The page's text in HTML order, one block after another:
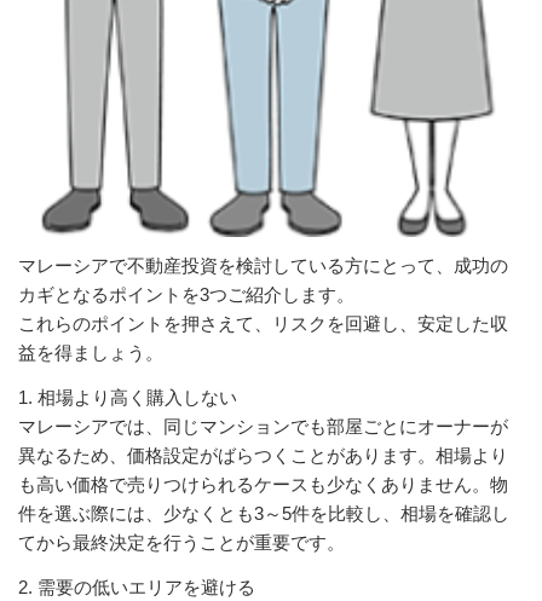
マレーシアで不動産投資を検討している方にとって、成功の
カギとなるポイントを3つご紹介します。
これらのポイントを押さえて、リスクを回避し、安定した収
益を得ましょう。
1. 相場より高く購入しない
マレーシアでは、同じマンションでも部屋ごとにオーナーが
異なるため、価格設定がばらつくことがあります。相場より
も高い価格で売りつけられるケースも少なくありません。物
件を選ぶ際には、少なくとも3～5件を比較し、相場を確認し
てから最終決定を行うことが重要です。
2. 需要の低いエリアを避ける